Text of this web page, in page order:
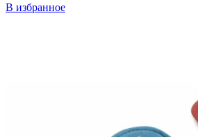
В избранное